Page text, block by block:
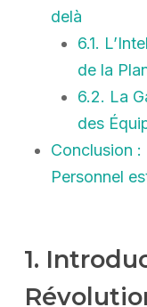
delà
6.1.
de la
6.2. La
des
Conclusion :
Personnel
1.